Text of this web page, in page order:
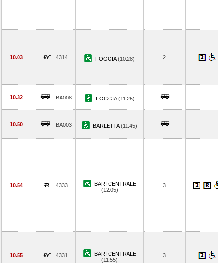
10.03 4314 FOGGIA(10.28) 2
10.32 BA008 FOGGIA(11.25)
10.50 BA003 BARLETTA(11.45)
10.54 4333
BARI CENTRALE
(12.05)
3
10.55 4331
BARI CENTRALE
(11.55)
3